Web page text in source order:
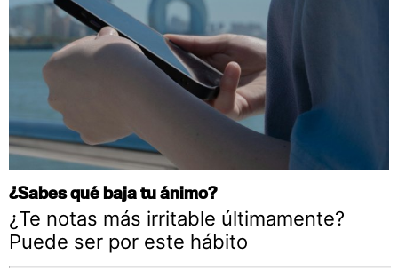
¿Sabes qué baja tu ánimo?
¿Te notas más irritable últimamente?
Puede ser por este hábito